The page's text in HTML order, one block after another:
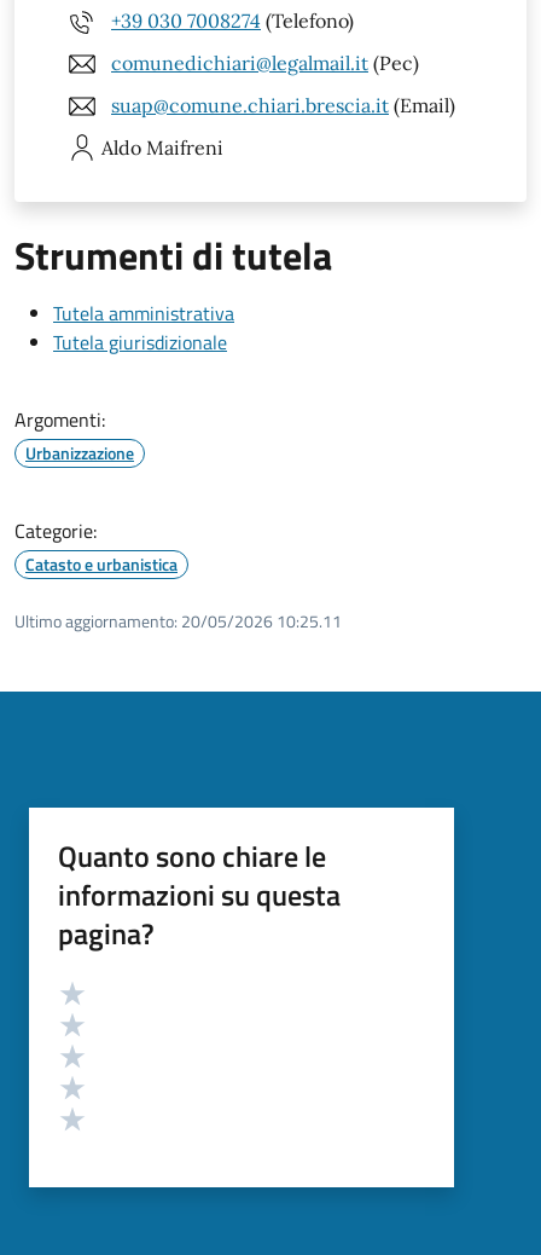
+39 030 7008274 (Telefono)
comunedichiari@legalmail.it (Pec)
suap@comune.chiari.brescia.it (Email)
Aldo Maifreni
Strumenti di tutela
Tutela amministrativa
Tutela giurisdizionale
Argomenti:
Urbanizzazione
Categorie:
Catasto e urbanistica
Ultimo aggiornamento: 20/05/2026 10:25.11
Quanto sono chiare le
informazioni su questa
pagina?
Valutazione